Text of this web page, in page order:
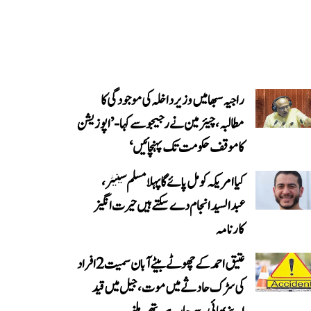
راجیہ سبھا میں وزیر داخلہ کی موجودگی کا
مطالبہ، چیئرمین نے رجیجو سے کہا- ’اپوزیشن
کا موقف حکومت تک پہنچائیں‘
کیا امریکہ کو مل پائے گا پہلا مسلم سینیٹر،
عبدالسید انجام دے سکتے ہیں حیرت انگیز
کارنامہ
عتیق احمد کے چھوٹے بیٹے آبان سمیت 2 افراد
کی سڑک حادثے میں موت، جیل میں قید